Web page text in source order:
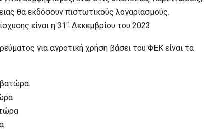
θα εκδόσουν πιστωτικούς λογαριασμούς.
είναι η 31η Δεκεμβρίου του 2023.
για αγροτική χρήση βάσει του ΦΕΚ είναι τα